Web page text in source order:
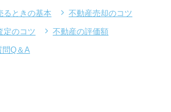
るときの基本
不動産売却のコツ
定のコツ
不動産の評価額
問Q＆A